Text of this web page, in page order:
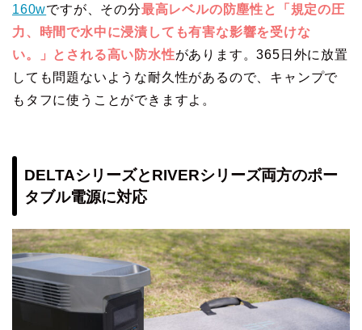
160wですが、その分最高レベルの防塵性と「規定の圧
力、時間で水中に浸漬しても有害な影響を受けな
い。」とされる高い防水性があります。365日外に放置
しても問題ないような耐久性があるので、キャンプで
もタフに使うことができますよ。
DELTAシリーズとRIVERシリーズ両方のポー
タブル電源に対応